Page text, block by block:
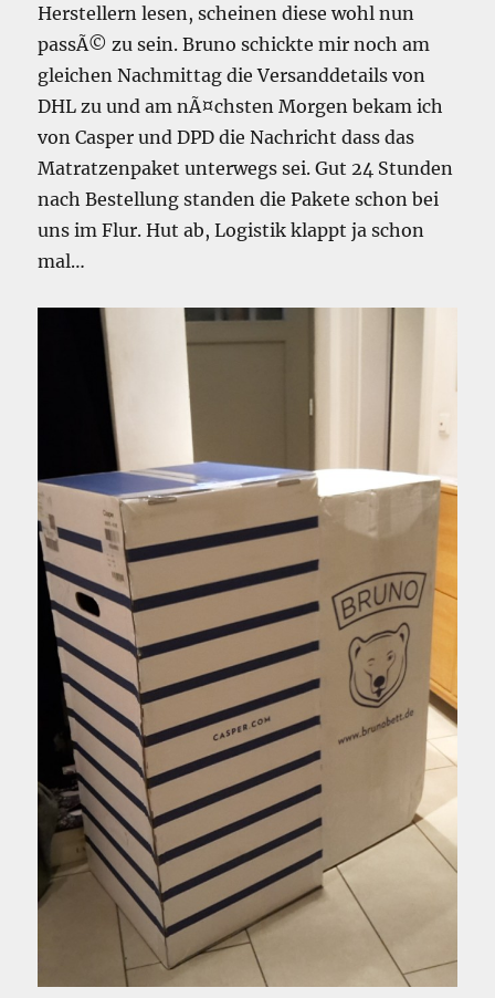
Herstellern lesen, scheinen diese wohl nun
passÃ© zu sein. Bruno schickte mir noch am
gleichen Nachmittag die Versanddetails von
DHL zu und am nÃ¤chsten Morgen bekam ich
von Casper und DPD die Nachricht dass das
Matratzenpaket unterwegs sei. Gut 24 Stunden
nach Bestellung standen die Pakete schon bei
uns im Flur. Hut ab, Logistik klappt ja schon
mal…